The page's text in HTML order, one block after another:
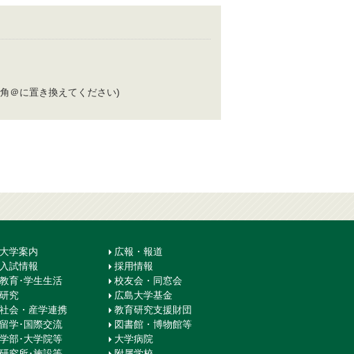
＠に置き換えてください)
大学案内
入試情報
教育･学生生活
研究
社会・産学連携
留学･国際交流
学部･大学院等
広報・報道
採用情報
校友会・同窓会
広島大学基金
教育研究支援財団
図書館・博物館等
大学病院